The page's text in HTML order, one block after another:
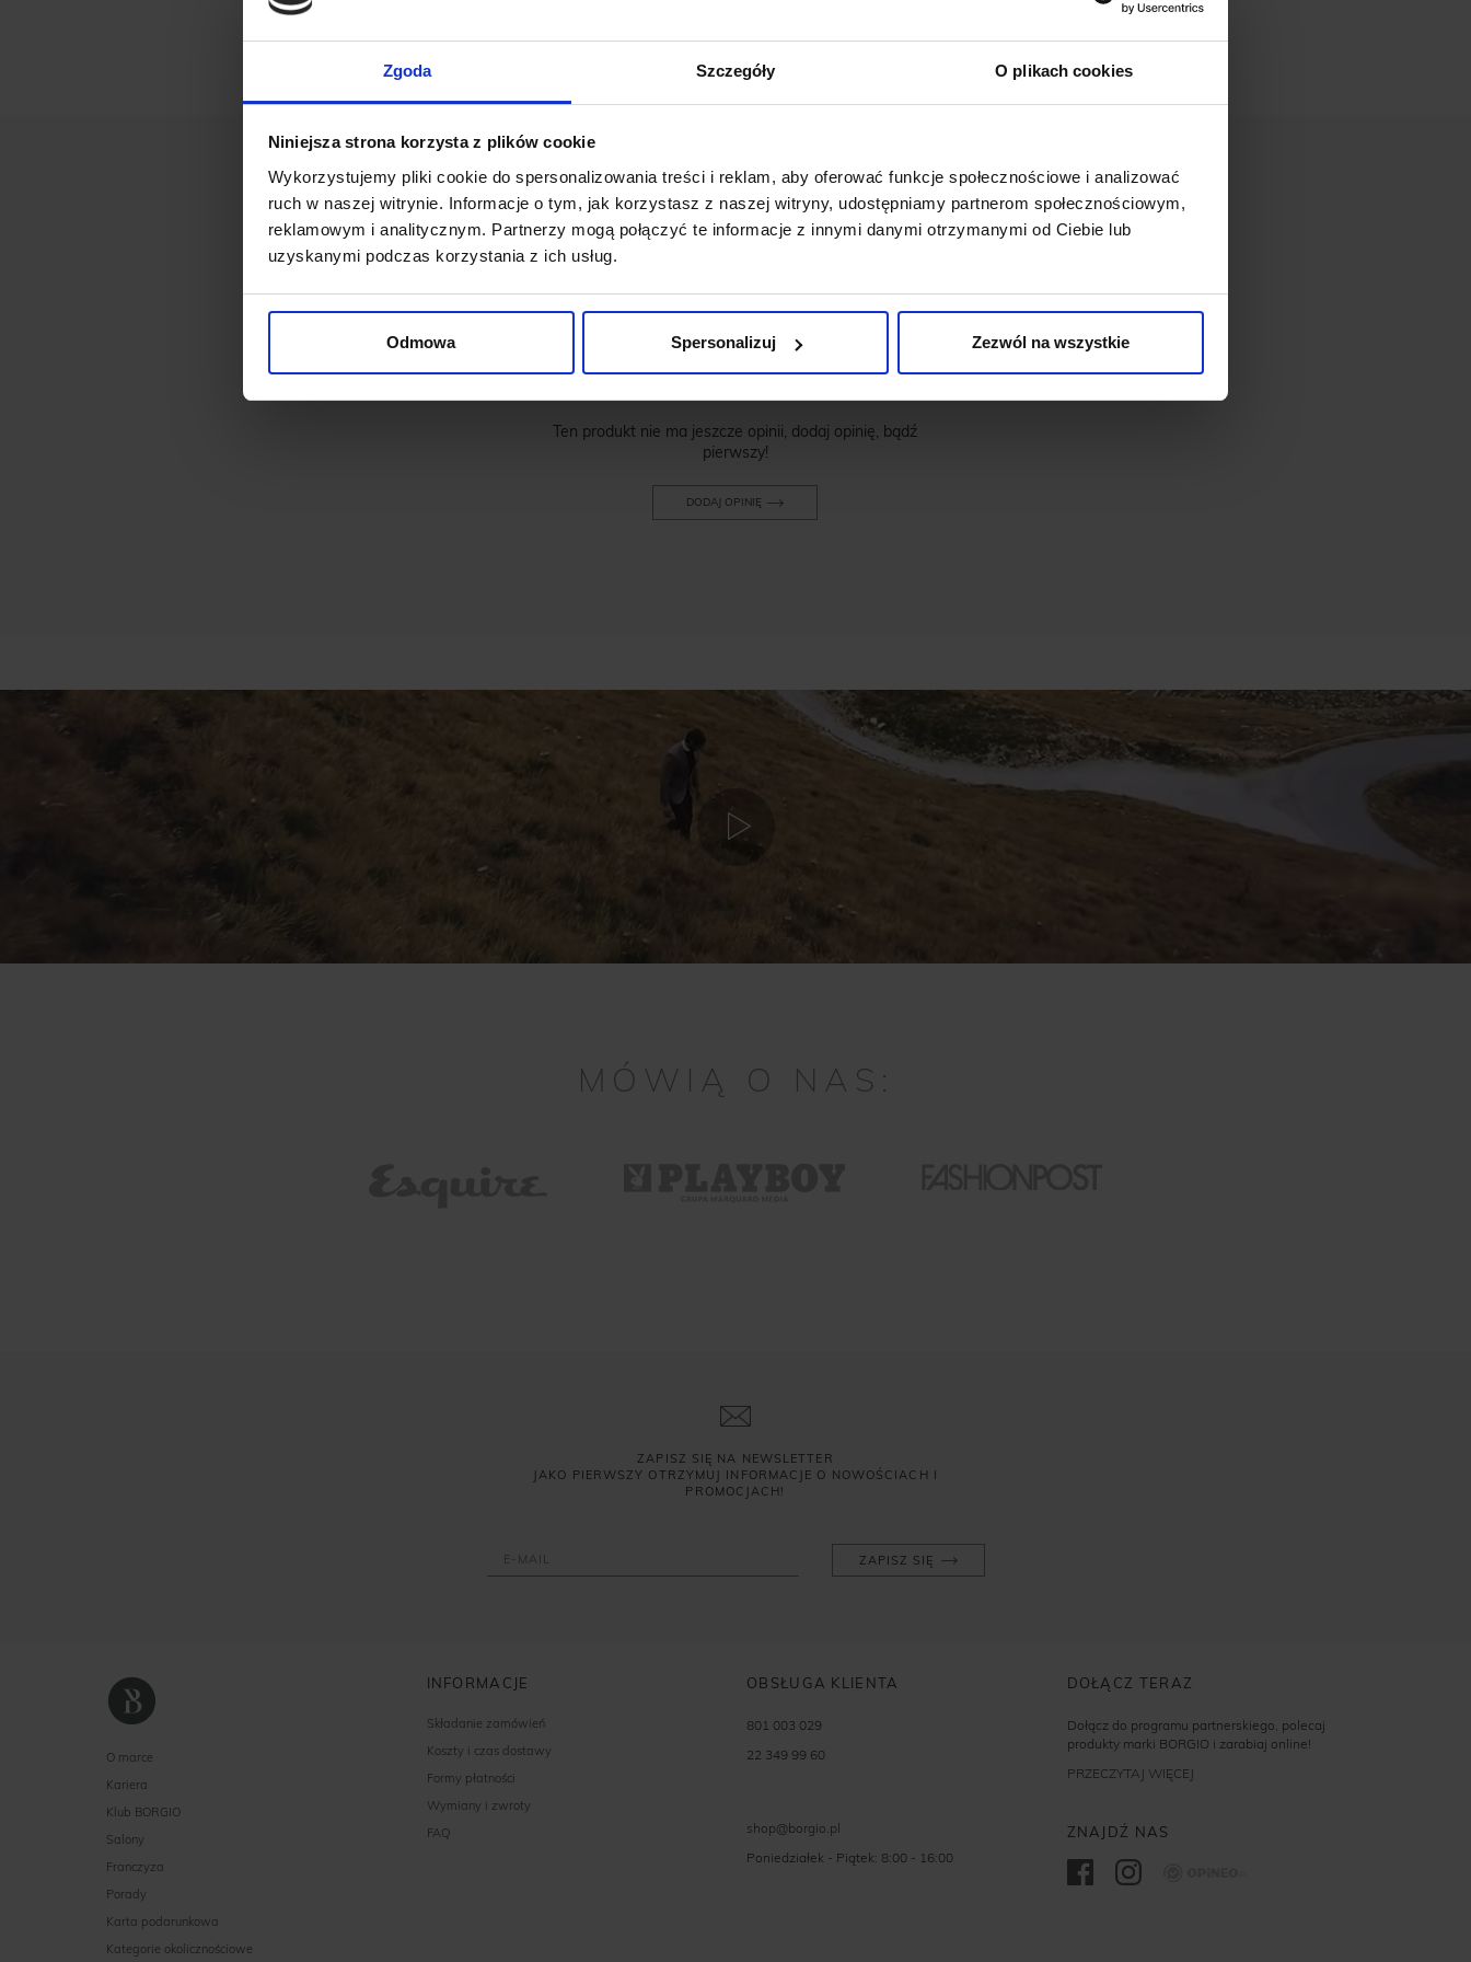
Zgoda Szczegóły O plikach cookies
Niniejsza strona korzysta z plików cookie
Wykorzystujemy pliki cookie do spersonalizowania treści i reklam, aby oferować funkcje społecznościowe i analizować
ruch w naszej witrynie. Informacje o tym, jak korzystasz z naszej witryny, udostępniamy partnerom społecznościowym,
reklamowym i analitycznym. Partnerzy mogą połączyć te informacje z innymi danymi otrzymanymi od Ciebie lub
uzyskanymi podczas korzystania z ich usług.
Odmowa Spersonalizuj Zezwól na wszystkie
OPINIE O PRODUKCIE: SPODNIE
PONTEGRANDE CZARNY SLIM FIT
Weryfikacja pochodzenia opinii nie jest dokonywana.
Ten produkt nie ma jeszcze opinii, dodaj opinię, bądź
pierwszy!
DODAJ OPINIĘ
MÓWIĄ O NAS:
ZAPISZ SIĘ NA NEWSLETTER
JAKO PIERWSZY OTRZYMUJ INFORMACJE O NOWOŚCIACH I
PROMOCJACH!
ZAPISZ SIĘ
O marce
Kariera
Klub BORGIO
Salony
Franczyza
Porady
Karta podarunkowa
Kategorie okolicznościowe
INFORMACJE
Składanie zamówień
Koszty i czas dostawy
Formy płatności
Wymiany i zwroty
FAQ
OBSŁUGA KLIENTA
801 003 029
22 349 99 60
shop@borgio.pl
Poniedziałek - Piątek: 8:00 - 16:00
DOŁĄCZ TERAZ
Dołącz do programu partnerskiego, polecaj
produkty marki BORGIO i zarabiaj online!
PRZECZYTAJ WIĘCEJ
ZNAJDŹ NAS